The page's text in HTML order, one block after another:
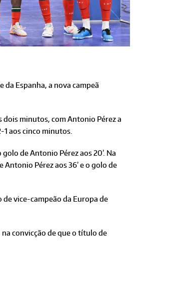
Espanha, a nova campeã
dois minutos, com Antonio Pérez a
aos cinco minutos.
de Antonio Pérez aos 20’. Na
Pérez aos 36’ e o golo de
vice-campeão da Europa de
convicção de que o título de